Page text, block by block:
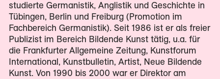
studierte Germanistik, Anglistik und Geschichte in
Tübingen, Berlin und Freiburg (Promotion im
Fachbereich Germanistik). Seit 1986 ist er als freier
Publizist im Bereich Bildende Kunst tätig, u.a. für
die Frankfurter Allgemeine Zeitung, Kunstforum
International, Kunstbulletin, Artist, Neue Bildende
Kunst. Von 1990 bis 2000 war er Direktor am